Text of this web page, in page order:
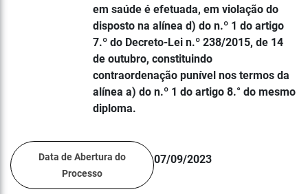
em saúde é efetuada, em violação do
disposto na alínea d) do n.º 1 do artigo
7.º do Decreto-Lei n.º 238/2015, de 14
de outubro, constituindo
contraordenação punível nos termos da
alínea a) do n.º 1 do artigo 8.° do mesmo
diploma.
Data de Abertura do
Processo
07/09/2023